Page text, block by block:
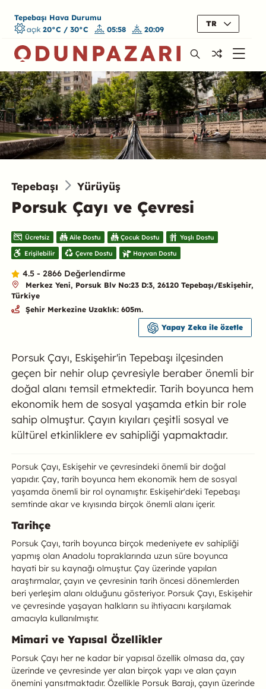
Tepebaşı Hava Durumu
açık 20°C / 30°C 05:58 20:09
TR
Tepebaşı Yürüyüş
Porsuk Çayı ve Çevresi
Porsuk Çayı, Eskişehir'in Tepebaşı ilçesinden
geçen bir nehir olup çevresiyle beraber önemli bir
doğal alanı temsil etmektedir. Tarih boyunca hem
ekonomik hem de sosyal yaşamda etkin bir role
sahip olmuştur. Çayın kıyıları çeşitli sosyal ve
kültürel etkinliklere ev sahipliği yapmaktadır.
Ücretsiz Aile Dostu Çocuk Dostu
Yaşlı Dostu
Erişilebilir
Çevre Dostu Hayvan Dostu
4.5 - 2866 Değerlendirme
Merkez Yeni, Porsuk Blv No:23 D:3, 26120 Tepebaşı/Eskişehir,
Türkiye
Şehir Merkezine Uzaklık: 605m.
Yapay Zeka ile özetle
Porsuk Çayı ve Çevresi Hakkında
Porsuk Çayı, Eskişehir ve çevresindeki önemli bir doğal
yapıdır. Çay, tarih boyunca hem ekonomik hem de sosyal
yaşamda önemli bir rol oynamıştır. Eskişehir'deki Tepebaşı
semtinde akar ve kıyısında birçok önemli alanı içerir.
Tarihçe
Porsuk Çayı, tarih boyunca birçok medeniyete ev sahipliği
yapmış olan Anadolu topraklarında uzun süre boyunca
hayati bir su kaynağı olmuştur. Çay üzerinde yapılan
araştırmalar, çayın ve çevresinin tarih öncesi dönemlerden
beri yerleşim alanı olduğunu gösteriyor. Porsuk Çayı, Eskişehir
ve çevresinde yaşayan halkların su ihtiyacını karşılamak
amacıyla kullanılmıştır.
Mimari ve Yapısal Özellikler
Porsuk Çayı her ne kadar bir yapısal özellik olmasa da, çay
üzerinde ve çevresinde yer alan birçok yapı ve alan çayın
önemini yansıtmaktadır. Özellikle Porsuk Barajı, çayın üzerinde